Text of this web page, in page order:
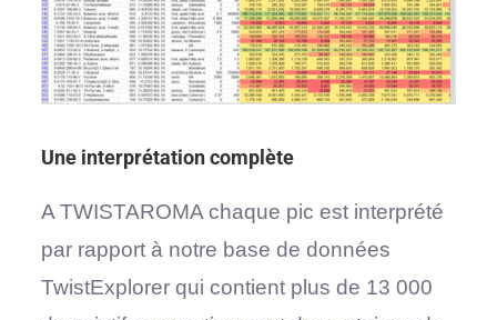
Une interprétation complète
A TWISTAROMA chaque pic est interprété
par rapport à notre base de données
TwistExplorer qui contient plus de 13 000